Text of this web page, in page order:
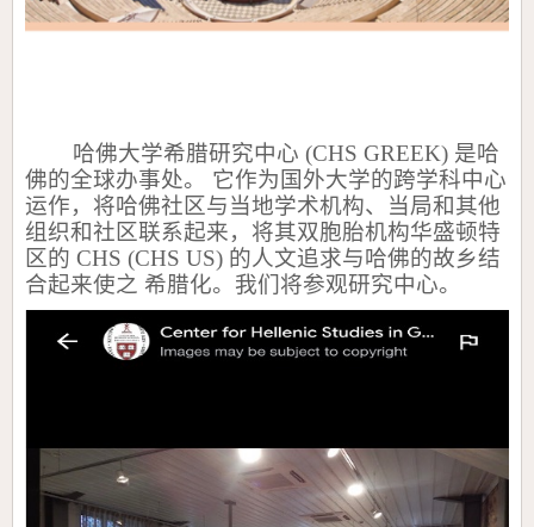
哈佛大学希腊研究中心 (CHS GREEK) 是哈
佛的全球办事处。 它作为国外大学的跨学科中心
运作，将哈佛社区与当地学术机构、当局和其他
组织和社区联系起来，将其双胞胎机构华盛顿特
区的 CHS (CHS US) 的人文追求与哈佛的故乡结
合起来使之 希腊化。我们将参观研究中心。